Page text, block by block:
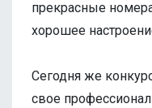
прекрасные
хорошее
Сегодня же
свое